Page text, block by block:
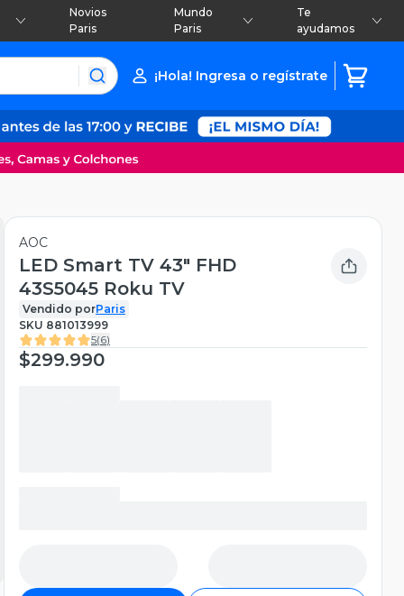
Novios
Paris
Mundo
Paris
Te
ayudamos
¡Hola! Ingresa o regístrate
AOC
LED Smart TV 43" FHD
43S5045 Roku TV
Vendido porParis
SKU 881013999
5(6)
$299.990